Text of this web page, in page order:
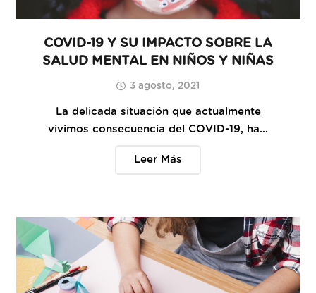
COVID-19 Y SU IMPACTO SOBRE LA
SALUD MENTAL EN NIÑOS Y NIÑAS
3 agosto, 2021
La delicada situación que actualmente
vivimos consecuencia del COVID-19, ha…
Leer Más